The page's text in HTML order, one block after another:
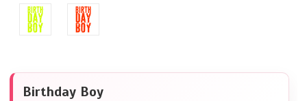
Birthday Boy